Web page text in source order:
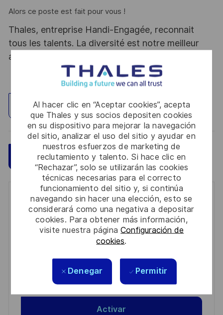
Al hacer clic en “Aceptar cookies”, acepta
que Thales y sus socios depositen cookies
en su dispositivo para mejorar la navegación
del sitio, analizar el uso del sitio y ayudar en
nuestros esfuerzos de marketing de
reclutamiento y talento. Si hace clic en
“Rechazar”, solo se utilizarán las cookies
técnicas necesarias para el correcto
funcionamiento del sitio y, si continúa
navegando sin hacer una elección, esto se
considerará como una negativa a depositar
cookies. Para obtener más información,
visite nuestra páginaConfiguración de
cookies.
Denegar Permitir
Alors ce poste est fait pour vous !
Thales, entreprise Handi-Engagée, reconnait
tous les talents. La diversité est notre meilleur
atout. Postulez et rejoignez nous !
Explorar ubicación
Aplicar ahora Guardar
Get notified for similar jobs
You'll receive updates once a week
(Required)
Revise y acepte los términos del procesamiento de
su información personal
Activar